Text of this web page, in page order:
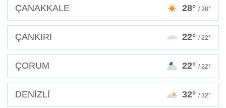
ÇANAKKALE 28° / 28°
ÇANKIRI 22° / 22°
ÇORUM 22° / 22°
DENİZLİ 32° / 32°